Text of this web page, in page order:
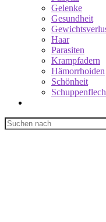
Gelenke
Gesundheit
Haar
Parasiten
Krampfadern
Hämorrhoiden
Schönheit